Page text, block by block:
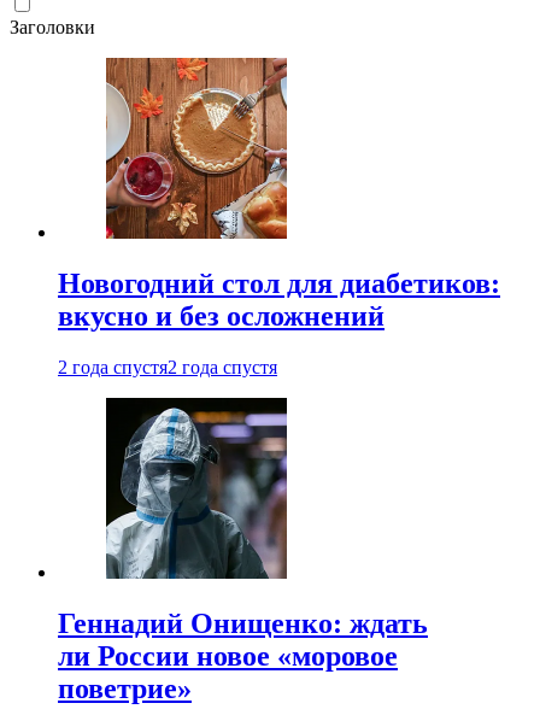
Заголовки
Новогодний стол для диабетиков:
вкусно и без осложнений
2 года спустя2 года спустя
Геннадий Онищенко: ждать
ли России новое «моровое
поветрие»